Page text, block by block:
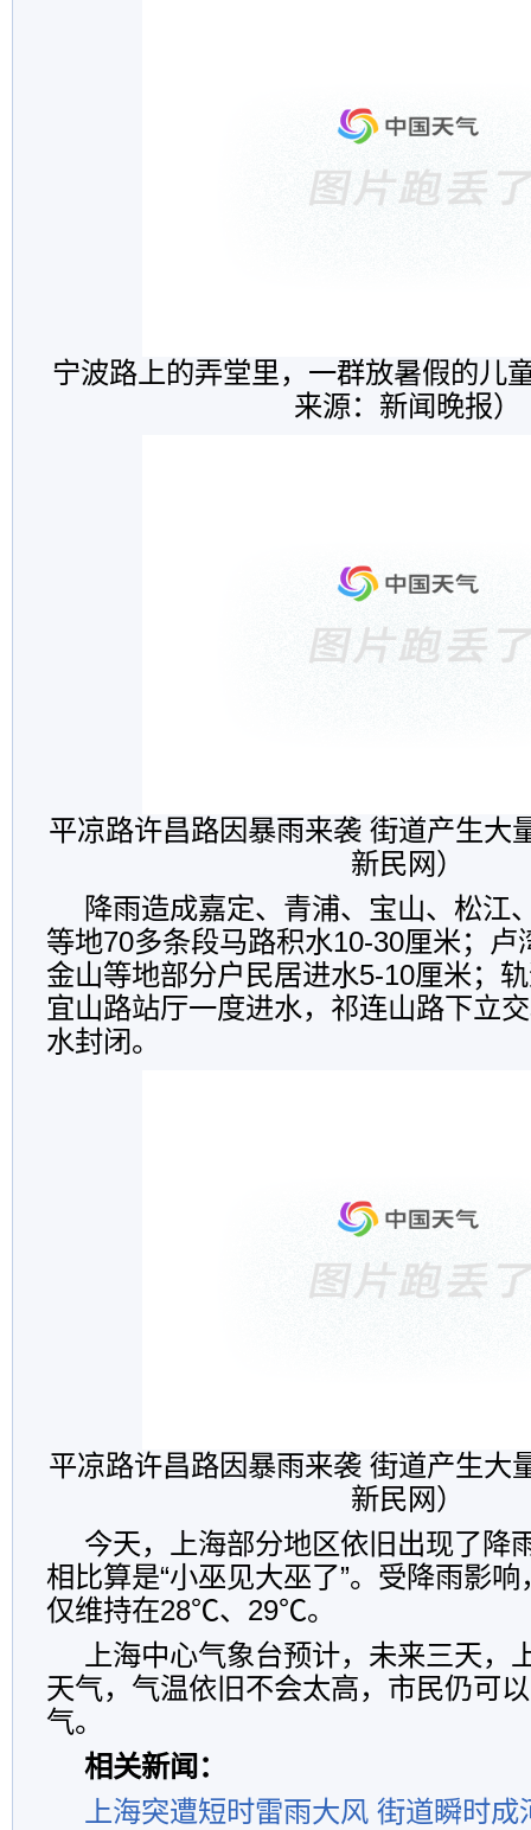
宁波路上的弄堂里，一群放暑假的儿
来源：新闻晚报）
平凉路许昌路因暴雨来袭 街道产生大
新民网）
降雨造成嘉定、青浦、宝山、松江
等地70多条段马路积水10-30厘米；卢
金山等地部分户民居进水5-10厘米；
宜山路站厅一度进水，祁连山路下立
水封闭。
平凉路许昌路因暴雨来袭 街道产生大
新民网）
今天，上海部分地区依旧出现了降
相比算是“小巫见大巫了”。受降雨影
仅维持在28℃、29℃。
上海中心气象台预计，未来三天，
天气，气温依旧不会太高，市民仍可
气。
相关新闻：
上海突遭短时雷雨大风 街道瞬时成